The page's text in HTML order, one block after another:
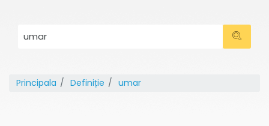
Principala Definiție umar